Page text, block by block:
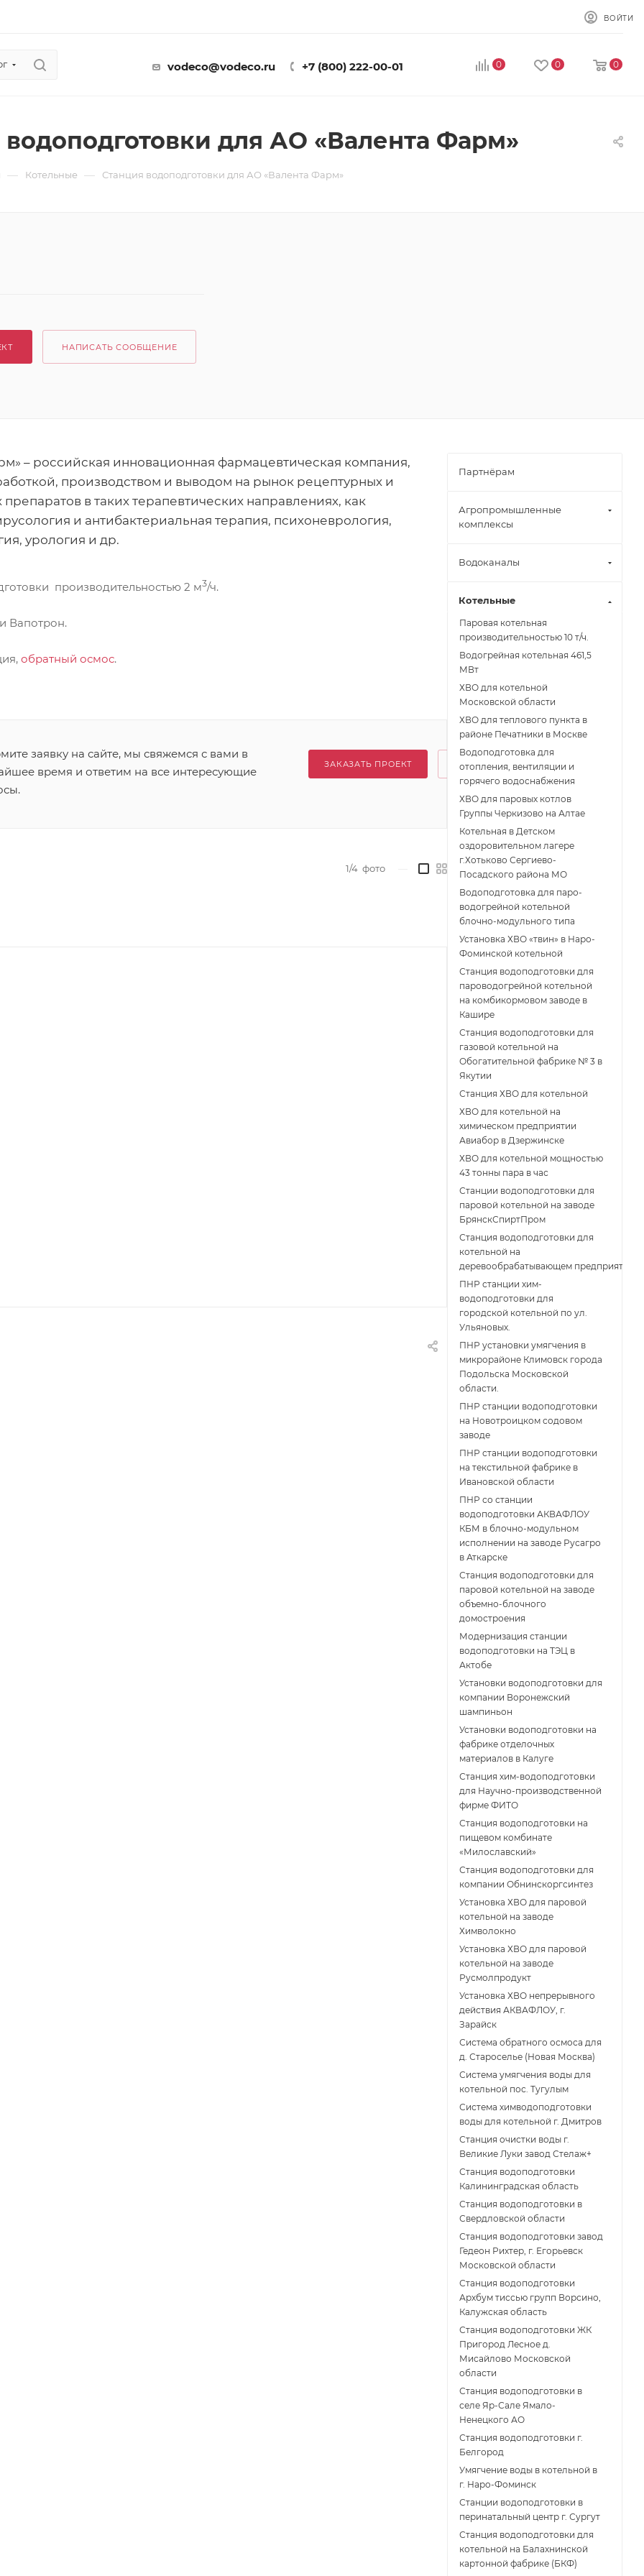
ВОЙТИ
vodeco@vodeco.ru +7 (800) 222-00-01 0 0 0
для АО «Валента Фарм»
— Котельные — Станция водоподготовки для АО «Валента Фарм»
НАПИСАТЬ СООБЩЕНИЕ
– российская инновационная фармацевтическая компания,
производством и выводом на рынок рецептурных и
в таких терапевтических направлениях, как
и антибактериальная терапия, психоневрология,
урология и др.
производительностью 2 м3/ч.
Вапотрон.
обратный осмос.
заявку на сайте, мы свяжемся с вами в
время и ответим на все интересующие
ЗАКАЗАТЬ ПРОЕКТ
1/4 фото
Партнёрам
Агропромышленные
комплексы
Водоканалы
Котельные
Паровая котельная
производительностью 10 т/ч.
Водогрейная котельная 461,5
МВт
ХВО для котельной
Московской области
ХВО для теплового пункта в
районе Печатники в Москве
Водоподготовка для
отопления, вентиляции и
горячего водоснабжения
ХВО для паровых котлов
Группы Черкизово на Алтае
Котельная в Детском
оздоровительном лагере
г.Хотьково Сергиево-
Посадского района МО
Водоподготовка для паро-
водогрейной котельной
блочно-модульного типа
Установка ХВО «твин» в Наро-
Фоминской котельной
Станция водоподготовки для
пароводогрейной котельной
на комбикормовом заводе в
Кашире
Станция водоподготовки для
газовой котельной на
Обогатительной фабрике № 3 в
Якутии
Станция ХВО для котельной
ХВО для котельной на
химическом предприятии
Авиабор в Дзержинске
ХВО для котельной мощностью
43 тонны пара в час
Станции водоподготовки для
паровой котельной на заводе
БрянскСпиртПром
Станция водоподготовки для
котельной на
деревообрабатывающем предприятии
ПНР станции хим-
водоподготовки для
городской котельной по ул.
Ульяновых.
ПНР установки умягчения в
микрорайоне Климовск города
Подольска Московской
области.
ПНР станции водоподготовки
на Новотроицком содовом
заводе
ПНР станции водоподготовки
на текстильной фабрике в
Ивановской области
ПНР со станции
водоподготовки АКВАФЛОУ
КБМ в блочно-модульном
исполнении на заводе Русагро
в Аткарске
Станция водоподготовки для
паровой котельной на заводе
объемно-блочного
домостроения
Модернизация станции
водоподготовки на ТЭЦ в
Актобе
Установки водоподготовки для
компании Воронежский
шампиньон
Установки водоподготовки на
фабрике отделочных
материалов в Калуге
Станция хим-водоподготовки
для Научно-производственной
фирме ФИТО
Станция водоподготовки на
пищевом комбинате
«Милославский»
Станция водоподготовки для
компании Обнинскоргсинтез
Установка ХВО для паровой
котельной на заводе
Химволокно
Установка ХВО для паровой
котельной на заводе
Русмолпродукт
Установка ХВО непрерывного
действия АКВАФЛОУ, г.
Зарайск
Система обратного осмоса для
д. Староселье (Новая Москва)
Система умягчения воды для
котельной пос. Тугулым
Система химводоподготовки
воды для котельной г. Дмитров
Станция очистки воды г.
Великие Луки завод Стелаж+
Станция водоподготовки
Калининградская область
Станция водоподготовки в
Свердловской области
Станция водоподготовки завод
Гедеон Рихтер, г. Егорьевск
Московской области
Станция водоподготовки
Архбум тиссью групп Ворсино,
Калужская область
Станция водоподготовки ЖК
Пригород Лесное д.
Мисайлово Московской
области
Станция водоподготовки в
селе Яр-Сале Ямало-
Ненецкого АО
Станция водоподготовки г.
Белгород
Умягчение воды в котельной в
г. Наро-Фоминск
Станции водоподготовки в
перинатальный центр г. Сургут
Станция водоподготовки для
котельной на Балахнинской
картонной фабрике (БКФ)